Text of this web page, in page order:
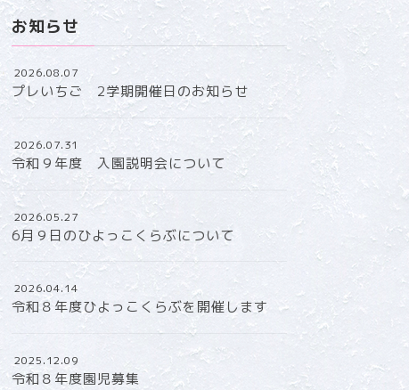
お知らせ
2026.08.07
プレいちご 2学期開催日のお知らせ
2026.07.31
令和９年度 入園説明会について
2026.05.27
6月９日のひよっこくらぶについて
2026.04.14
令和８年度ひよっこくらぶを開催します
2025.12.09
令和８年度園児募集